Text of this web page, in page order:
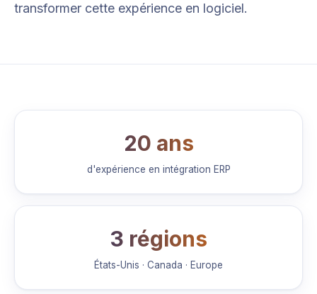
transformer cette expérience en logiciel.
20 ans
d'expérience en intégration ERP
3 régions
États-Unis · Canada · Europe